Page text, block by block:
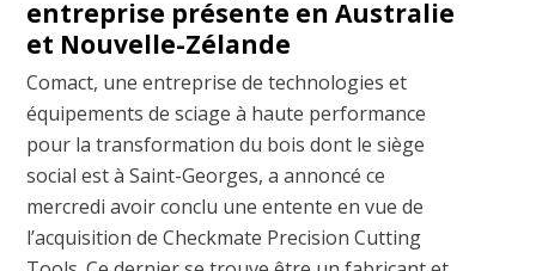
entreprise présente en Australie
et Nouvelle-Zélande
Comact, une entreprise de technologies et
équipements de sciage à haute performance
pour la transformation du bois dont le siège
social est à Saint-Georges, a annoncé ce
mercredi avoir conclu une entente en vue de
l’acquisition de Checkmate Precision Cutting